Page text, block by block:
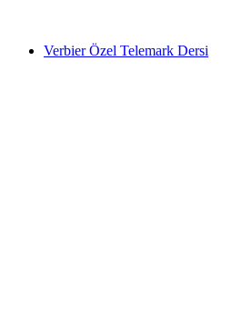
Verbier Özel Telemark Dersi